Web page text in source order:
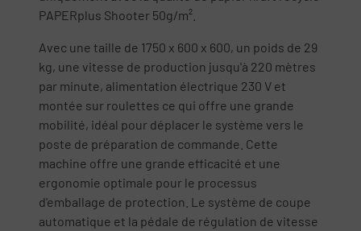
PAPERplus Shooter 50g/m².
Avec une taille de 1750 x 600 x 600, un poids de 29
kg, une vitesse de production jusqu'à 220 mètres
par minute, alimentation électrique 230 V et
montée sur roulettes ce qui offre une grande
mobilité, idéal pour déplacer le système vers le
poste de préparation de commande. Cette
machine offre une grande efficacité et une
ergonomie optimale pour le processus
d'emballage de protection. Le système de coupe
automatique et la pédale de régulation de vitesse